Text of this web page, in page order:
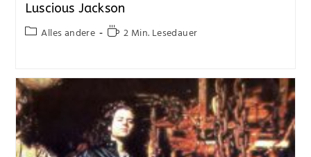
Luscious Jackson
Alles andere 2 Min. Lesedauer